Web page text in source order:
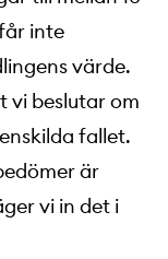
inte
värde.
vi beslutar om
fallet.
är
vi in det i